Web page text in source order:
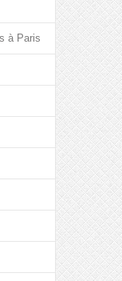
à Paris